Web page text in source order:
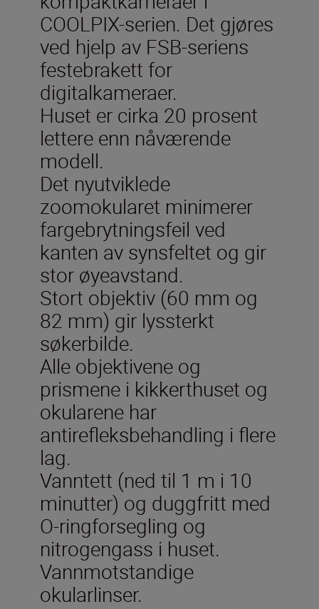
COOLPIX-serien. Det gjøres
ved hjelp av FSB-seriens
festebrakett for
digitalkameraer.
Huset er cirka 20 prosent
lettere enn nåværende
modell.
Det nyutviklede
zoomokularet minimerer
fargebrytningsfeil ved
kanten av synsfeltet og gir
stor øyeavstand.
Stort objektiv (60 mm og
82 mm) gir lyssterkt
søkerbilde.
Alle objektivene og
prismene i kikkerthuset og
okularene har
antirefleksbehandling i flere
lag.
Vanntett (ned til 1 m i 10
minutter) og duggfritt med
O-ringforsegling og
nitrogengass i huset.
Vannmotstandige
okularlinser.